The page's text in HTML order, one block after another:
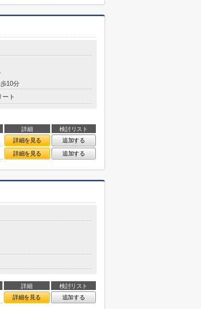
10分
ート
詳細
検討リスト
詳細を見る
追加する
詳細を見る 追加する
詳細
検討リスト
詳細を見る 追加する